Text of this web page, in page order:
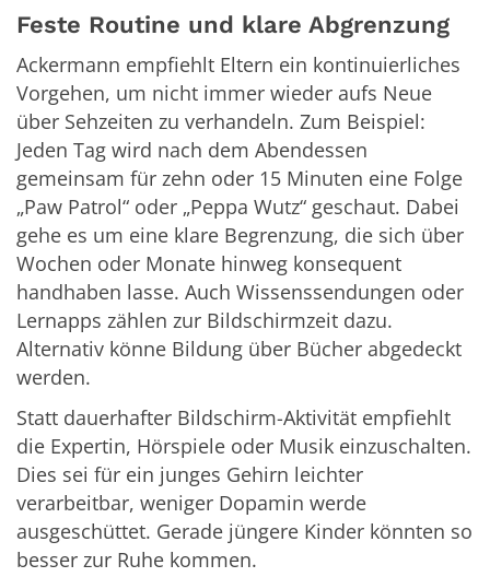
Feste Routine und klare Abgrenzung
Ackermann empfiehlt Eltern ein kontinuierliches
Vorgehen, um nicht immer wieder aufs Neue
über Sehzeiten zu verhandeln. Zum Beispiel:
Jeden Tag wird nach dem Abendessen
gemeinsam für zehn oder 15 Minuten eine Folge
„Paw Patrol“ oder „Peppa Wutz“ geschaut. Dabei
gehe es um eine klare Begrenzung, die sich über
Wochen oder Monate hinweg konsequent
handhaben lasse. Auch Wissenssendungen oder
Lernapps zählen zur Bildschirmzeit dazu.
Alternativ könne Bildung über Bücher abgedeckt
werden.
Statt dauerhafter Bildschirm-Aktivität empfiehlt
die Expertin, Hörspiele oder Musik einzuschalten.
Dies sei für ein junges Gehirn leichter
verarbeitbar, weniger Dopamin werde
ausgeschüttet. Gerade jüngere Kinder könnten so
besser zur Ruhe kommen.